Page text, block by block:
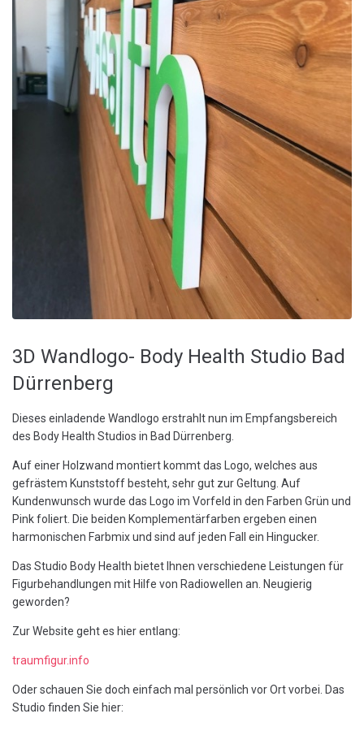
3D Wandlogo- Body Health Studio Bad
Dürrenberg
Dieses einladende Wandlogo erstrahlt nun im Empfangsbereich
des Body Health Studios in Bad Dürrenberg.
Auf einer Holzwand montiert kommt das Logo, welches aus
gefrästem Kunststoff besteht, sehr gut zur Geltung. Auf
Kundenwunsch wurde das Logo im Vorfeld in den Farben Grün und
Pink foliert. Die beiden Komplementärfarben ergeben einen
harmonischen Farbmix und sind auf jeden Fall ein Hingucker.
Das Studio Body Health bietet Ihnen verschiedene Leistungen für
Figurbehandlungen mit Hilfe von Radiowellen an. Neugierig
geworden?
Zur Website geht es hier entlang:
traumfigur.info
Oder schauen Sie doch einfach mal persönlich vor Ort vorbei. Das
Studio finden Sie hier: